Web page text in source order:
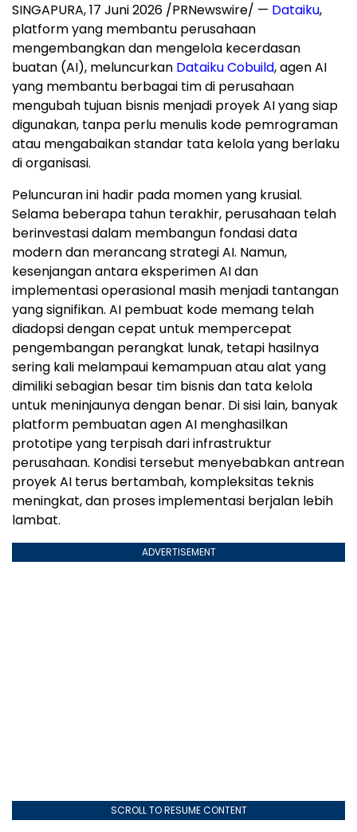
SINGAPURA, 17 Juni 2026 /PRNewswire/ — Dataiku,
platform yang membantu perusahaan
mengembangkan dan mengelola kecerdasan
buatan (AI), meluncurkan Dataiku Cobuild, agen AI
yang membantu berbagai tim di perusahaan
mengubah tujuan bisnis menjadi proyek AI yang siap
digunakan, tanpa perlu menulis kode pemrograman
atau mengabaikan standar tata kelola yang berlaku
di organisasi.
Peluncuran ini hadir pada momen yang krusial.
Selama beberapa tahun terakhir, perusahaan telah
berinvestasi dalam membangun fondasi data
modern dan merancang strategi AI. Namun,
kesenjangan antara eksperimen AI dan
implementasi operasional masih menjadi tantangan
yang signifikan. AI pembuat kode memang telah
diadopsi dengan cepat untuk mempercepat
pengembangan perangkat lunak, tetapi hasilnya
sering kali melampaui kemampuan atau alat yang
dimiliki sebagian besar tim bisnis dan tata kelola
untuk meninjaunya dengan benar. Di sisi lain, banyak
platform pembuatan agen AI menghasilkan
prototipe yang terpisah dari infrastruktur
perusahaan. Kondisi tersebut menyebabkan antrean
proyek AI terus bertambah, kompleksitas teknis
meningkat, dan proses implementasi berjalan lebih
lambat.
ADVERTISEMENT
SCROLL TO RESUME CONTENT